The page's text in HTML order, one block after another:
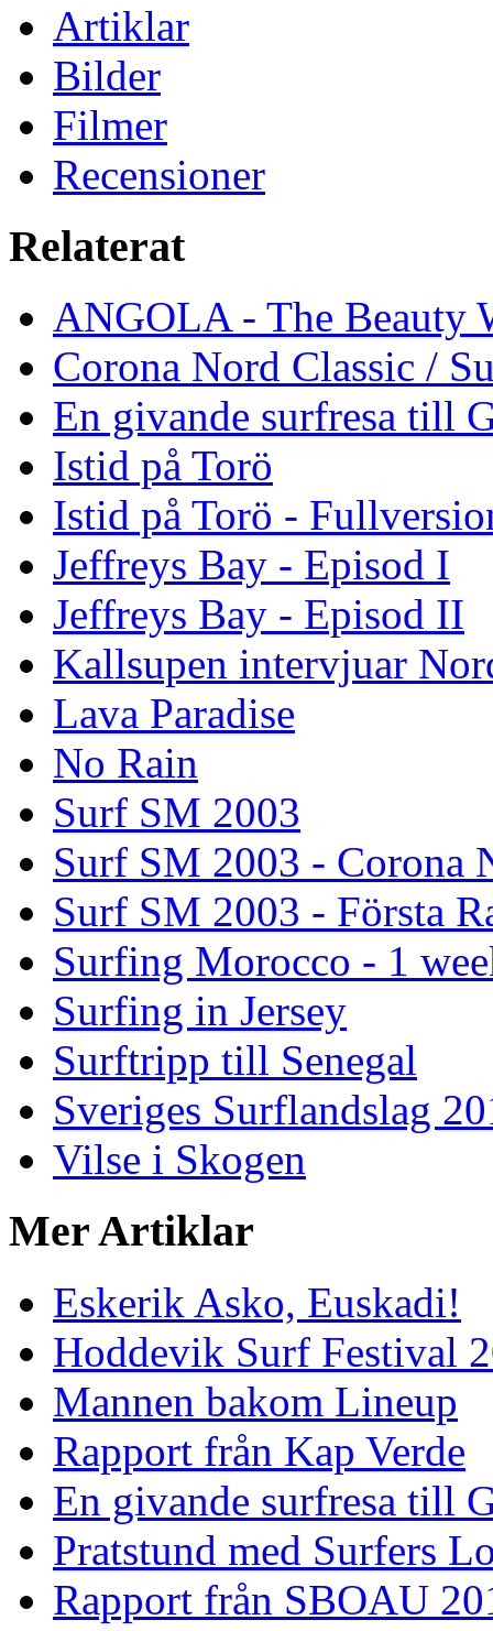
Artiklar
Bilder
Filmer
Recensioner
Relaterat
ANGOLA - The Beauty
Corona Nord Classic /
En givande surfresa till
Istid på Torö
Istid på Torö -
Jeffreys Bay - Episod I
Jeffreys Bay - Episod II
Kallsupen intervjuar
Lava Paradise
No Rain
Surf SM 2003
Surf SM 2003 - Corona
Surf SM 2003 - Första
Surfing Morocco - 1
Surfing in Jersey
Surftripp till Senegal
Sveriges Surflandslag
Vilse i Skogen
Mer Artiklar
Eskerik Asko, Euskadi!
Hoddevik Surf Festival
Mannen bakom Lineup
Rapport från Kap Verde
En givande surfresa till
Pratstund med Surfers
Rapport från SBOAU